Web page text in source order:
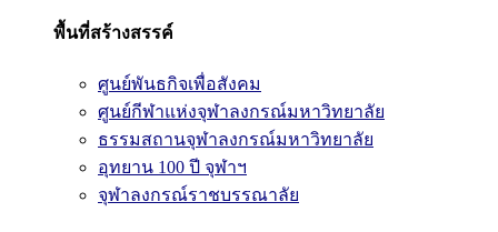
พื้นที่สร้างสรรค์
ศูนย์พันธกิจเพื่อสังคม
ศูนย์กีฬาแห่งจุฬาลงกรณ์มหาวิทยาลัย
ธรรมสถานจุฬาลงกรณ์มหาวิทยาลัย
อุทยาน 100 ปี จุฬาฯ
จุฬาลงกรณ์ราชบรรณาลัย